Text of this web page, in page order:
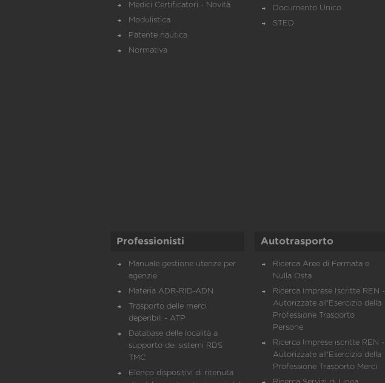
Medici Certificatori - Novità
Modulistica
Patente nautica
Normativa
Documento Unico
STED
Professionisti
Manuale gestione utenze per
agenzie
Materia ADR-RID-ADN
Trasporto delle merci
deperibili - ATP
Database delle località a
supporto dei sistemi RDS
TMC
Elenco dispositivi di ritenuta
Autotrasporto
Ricerca Aree di Fermata e
Nulla Osta
Ricerca Imprese Iscritte REN -
Autorizzate all'Esercizio della
Professione Trasporto
Persone
Ricerca Imprese iscritte REN -
Autorizzate all'Esercizio della
Professione Trasporto Merci